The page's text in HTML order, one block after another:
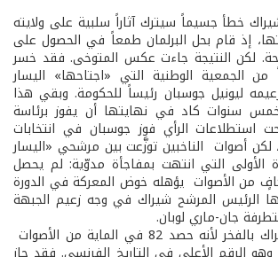
ارتكب شيراك خطأ جسيماً سيترك آثاراً سلبية على ولايته
إذ قام بحل البرلمان طمعاً في الحصول على
لكن النتيجة جاءت عكس المتوخى. فقد خسر
مقعداً من الجمعية الوطنية التي «اجتاحها» اليسار
ليونيل جوسبان رئيساً للحكومة. وبقي هذا
سنوات كاد في نهايتها أن يفوز برئاسة
استطلاعات الرأي فوز جوسبان في انتخابات
الرئاسة العام 2002، لكن أصوات الناخبين توزَّعت بين مرشحي «اليسار
الأولى التي انتهت بمفاجأة مدوّية: لم يحصل
من الأصوات يؤهله خوض المعركة في الدورة
الرئيس المرشح شيراك في وجه زعيم الجبهة
جان-ماري لوبان.
لا يشعر الرئيس شيراك بالفخر لأنه حصد 82 في الماية من الأصوات